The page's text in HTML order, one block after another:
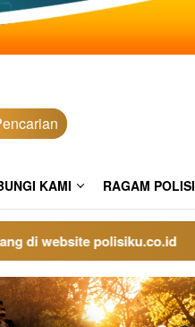
KAMI RAGAM POLISI
website polisiku.co.id